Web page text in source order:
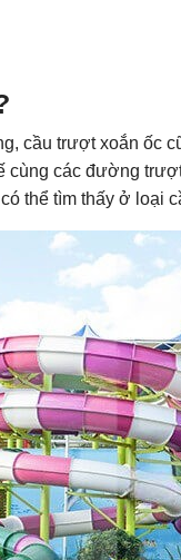
cầu trượt xoắn ốc
các đường
thể tìm thấy ở loại